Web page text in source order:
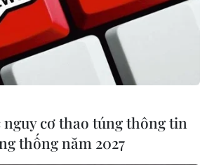
vững đoàn kết,
nguy cơ thao túng thông tin
thống năm 2027